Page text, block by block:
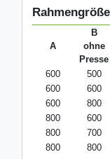
A
B
ohne
Presse
600 500
600
600
600
800
800
600
800
700
800
800